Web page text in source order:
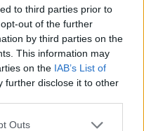
to third parties prior to
out of the further
by third parties on the
This information may
on the IAB’s List of
further disclose it to other
Outs